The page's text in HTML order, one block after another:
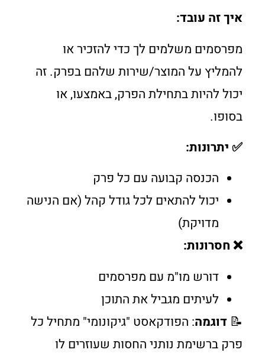
איך זה עובד:
מפרסמים משלמים לך כדי להזכיר או
להמליץ על המוצר/שירות שלהם בפרק. זה
יכול להיות בתחילת הפרק, באמצעו, או
בסופו.
✅ יתרונות:
הכנסה קבועה עם כל פרק
יכול להתאים לכל גודל קהל (אם הנישה
מדויקת)
❌ חסרונות:
דורש מו"מ עם מפרסמים
לעיתים מגביל את התוכן
📝דוגמה: הפודקאסט "גיקונומי" מתחיל כל
פרק ברשימת נותני החסות שעוזרים לו